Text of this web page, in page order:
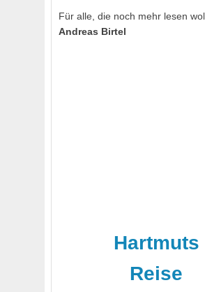
Für alle, die noch mehr lesen
Andreas Birtel
Hartmuts
Reise